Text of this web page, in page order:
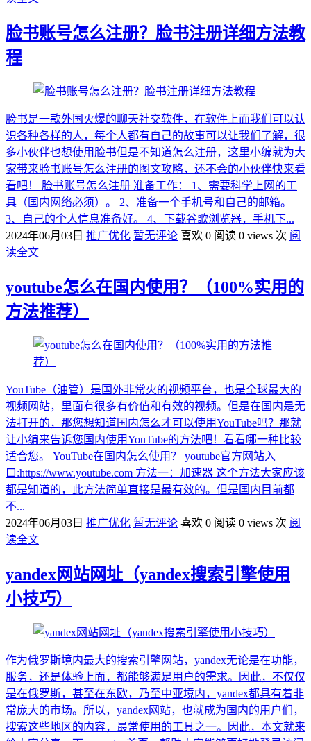
脸书账号怎么注册？脸书注册详细方法教
程
脸书是一款外国火爆的聊天社交软件，在软件上面我们可以认
识各种各样的人，每个人都有自己的故事可以让我们了解，很
多小伙伴也想使用脸书但是不知道怎么注册，这里小编就为大
家带来脸书账号怎么注册的图文攻略，还不会的小伙伴快来看
看吧！ 脸书账号怎么注册 准备工作： 1、需要科学上网的工
具（国内网络必须）。 2、准备一个手机号和自己的邮箱。
3、自己的个人信息准备好。 4、下载谷歌浏览器，手机下...
2024年06月03日 推广优化 暂无评论 喜欢 0 阅读 0 views 次 阅
读全文
youtube怎么在国内使用？（100%实用的
方法推荐）
YouTube（油管）是国外非常火的视频平台，也是全球最大的
视频网站，里面有很多有价值和有效的视频。但是在国内是无
法打开的，那您想知道国内怎么才可以使用YouTube吗？那就
让小编来告诉您国内使用YouTube的方法吧！看看哪一种比较
适合您。 YouTube在国内怎么使用？ youtube官方网站入
口:https://www.youtube.com 方法一：加速器 这个方法大家应该
都是知道的，此方法简单直接是最有效的。但是国内目前都
不...
2024年06月03日 推广优化 暂无评论 喜欢 0 阅读 0 views 次 阅
读全文
yandex网站网址（yandex搜索引擎使用
小技巧）
作为俄罗斯境内最大的搜索引擎网站，yandex无论是在功能，
服务，还是体验上面，都能够满足用户的需求。因此，不仅仅
是在俄罗斯，甚至在东欧，乃至中亚境内，yandex都具有着非
常庞大的市场。所以，yandex网站，也就成为国内的用户们，
搜索这些地区的内容，最常使用的工具之一。因此，本文就来